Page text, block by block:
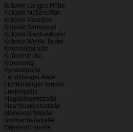
Kolonie Langes Höhe
Kolonie Müllers Ruh
Kolonie Paradies
Kolonie Sanssouci
Kolonie Siegfriedslust
Kolonie Weiße Taube
Kriemhildstraße
Kubornstraße
Kunzeweg
Kynaststraße
Landsberger Allee
Lichtenberger Brücke
Loeperplatz
Magdalenenstraße
Mauritiuskirchstraße
Möllendorffstraße
Normannenstraße
Oderbruchstraße